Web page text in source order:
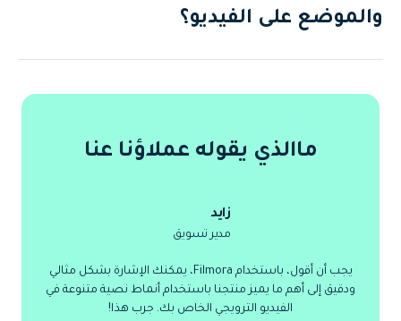
والموضع على الفيديو؟
ماالذي يقوله عملاؤنا عنا
زايد
مدير تسويق
يجب أن أقول، باستخدام Filmora، يمكنك الإشارة بشكل مثالي
ودقيق إلى أهم ما يميز منتجنا باستخدام أنماط نصية متنوعة في
الفيديو الترويجي الخاص بك. جرب هذا!